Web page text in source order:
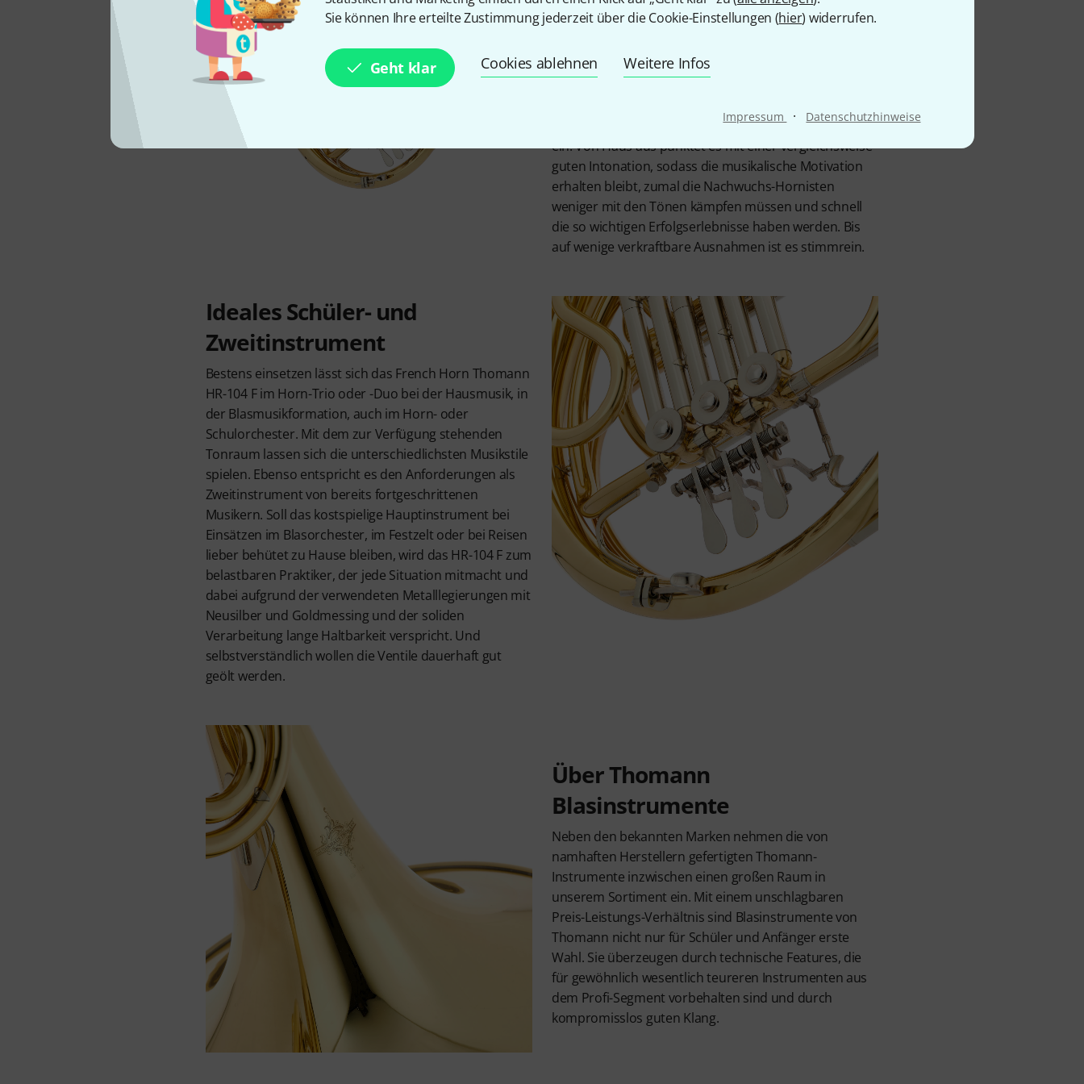
Sie können Ihre erteilte Zustimmung jederzeit über die Cookie-Einstellungen (hier) widerrufen.
Geht klar Cookies ablehnen Weitere Infos
Impressum · Datenschutzhinweise
vernünftige Intonation aus, wovon insbesondere
Musikschüler deutlich profitieren. Vorteilhaft ist die
für den linken kleinen Finger, der, mit diesem Benefit
sich damit harmonisch in das klangliche Gesamtbild
ein. Von Haus aus punktet es mit einer vergleichsweise
guten Intonation, sodass die musikalische Motivation
erhalten bleibt, zumal die Nachwuchs-Hornisten
weniger mit den Tönen kämpfen müssen und schnell
die so wichtigen Erfolgserlebnisse haben werden. Bis
auf wenige verkraftbare Ausnahmen ist es stimmrein.
Ideales Schüler- und
Zweitinstrument
Bestens einsetzen lässt sich das French Horn Thomann
HR-104 F im Horn-Trio oder -Duo bei der Hausmusik, in
der Blasmusikformation, auch im Horn- oder
Schulorchester. Mit dem zur Verfügung stehenden
Tonraum lassen sich die unterschiedlichsten Musikstile
spielen. Ebenso entspricht es den Anforderungen als
Zweitinstrument von bereits fortgeschrittenen
Musikern. Soll das kostspielige Hauptinstrument bei
Einsätzen im Blasorchester, im Festzelt oder bei Reisen
lieber behütet zu Hause bleiben, wird das HR-104 F zum
belastbaren Praktiker, der jede Situation mitmacht und
dabei aufgrund der verwendeten Metalllegierungen mit
Neusilber und Goldmessing und der soliden
Verarbeitung lange Haltbarkeit verspricht. Und
selbstverständlich wollen die Ventile dauerhaft gut
geölt werden.
Über Thomann
Blasinstrumente
Neben den bekannten Marken nehmen die von
namhaften Herstellern gefertigten Thomann-
Instrumente inzwischen einen großen Raum in
unserem Sortiment ein. Mit einem unschlagbaren
Preis-Leistungs-Verhältnis sind Blasinstrumente von
Thomann nicht nur für Schüler und Anfänger erste
Wahl. Sie überzeugen durch technische Features, die
für gewöhnlich wesentlich teureren Instrumenten aus
dem Profi-Segment vorbehalten sind und durch
kompromisslos guten Klang.